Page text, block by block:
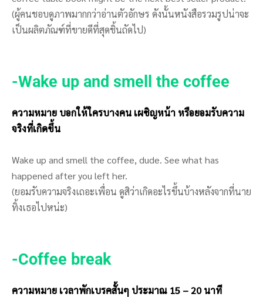
(ผู้คนชอบดูภาพมากกว่าอ่านตัวอักษร ดังนั้นหนังสือรวมรูปน่าจะ
เป็นผลิตภัณฑ์ที่ขายดีที่สุดชิ้นถัดไป)
-Wake up and smell the coffee
ความหมาย บอกให้ใครบางคน เผชิญหน้า หรือยอมรับความ
จริงที่เกิดขึ้น
Wake up and smell the coffee, dude. See what has
happened after you left her.
(ยอมรับความจริงเถอะเพื่อน ดูสิว่าเกิดอะไรขึ้นบ้างหลังจากที่นาย
ทิ้งเธอไปหน่ะ)
-Coffee break
ความหมาย เวลาพักเบรคสั้นๆ ประมาณ 15 – 20 นาที